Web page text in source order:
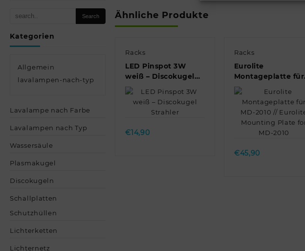
Kategorien
Allgemein
lavalampen-nach-typ
Lavalampe nach Farbe
Lavalampen nach Typ
Wassersäule
Plasmakugel
Discokugeln
Schallplatten
Schutzhüllen
Lichterketten
Lichternetz
Ähnliche Produkte
Racks
LED Pinspot 3W
weiß – Discokugel
Strahler
Quick view
€14,90
Racks
Eurolite
Montageplatte für
MD-2010 // Eurolite
Mounting Plate for
MD-2010
Quick view
€45,90